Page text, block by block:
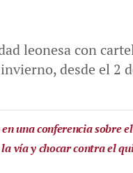
leonesa con
desde el 2
una conferencia sobre
vía y chocar contra el